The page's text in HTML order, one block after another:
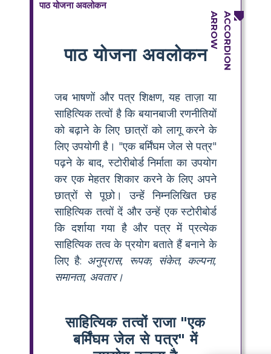
पाठ योजना अवलोकन
पाठ योजना अवलोकन
जब भाषणों और पत्र शिक्षण, यह ताज़ा या
साहित्यिक तत्वों है कि बयानबाजी रणनीतियों
को बढ़ाने के लिए छात्रों को लागू करने के
लिए उपयोगी है। "एक बर्मिंघम जेल से पत्र"
पढ़ने के बाद, स्टोरीबोर्ड निर्माता का उपयोग
कर एक मेहतर शिकार करने के लिए अपने
छात्रों से पूछो। उन्हें निम्नलिखित छह
साहित्यिक तत्वों दें और उन्हें एक स्टोरीबोर्ड
कि दर्शाया गया है और पत्र में प्रत्येक
साहित्यिक तत्व के प्रयोग बताते हैं बनाने के
लिए है: अनुप्रास, रूपक, संकेत, कल्पना,
समानता, अवतार।
साहित्यिक तत्वों राजा "एक
बर्मिंघम जेल से पत्र" में